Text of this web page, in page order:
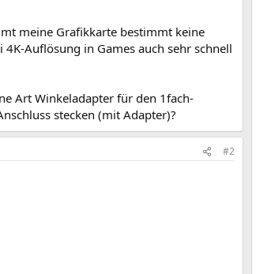
meine Grafikkarte bestimmt keine
Auflösung in Games auch sehr schnell
Art Winkeladapter für den 1fach-
stecken (mit Adapter)?
#2